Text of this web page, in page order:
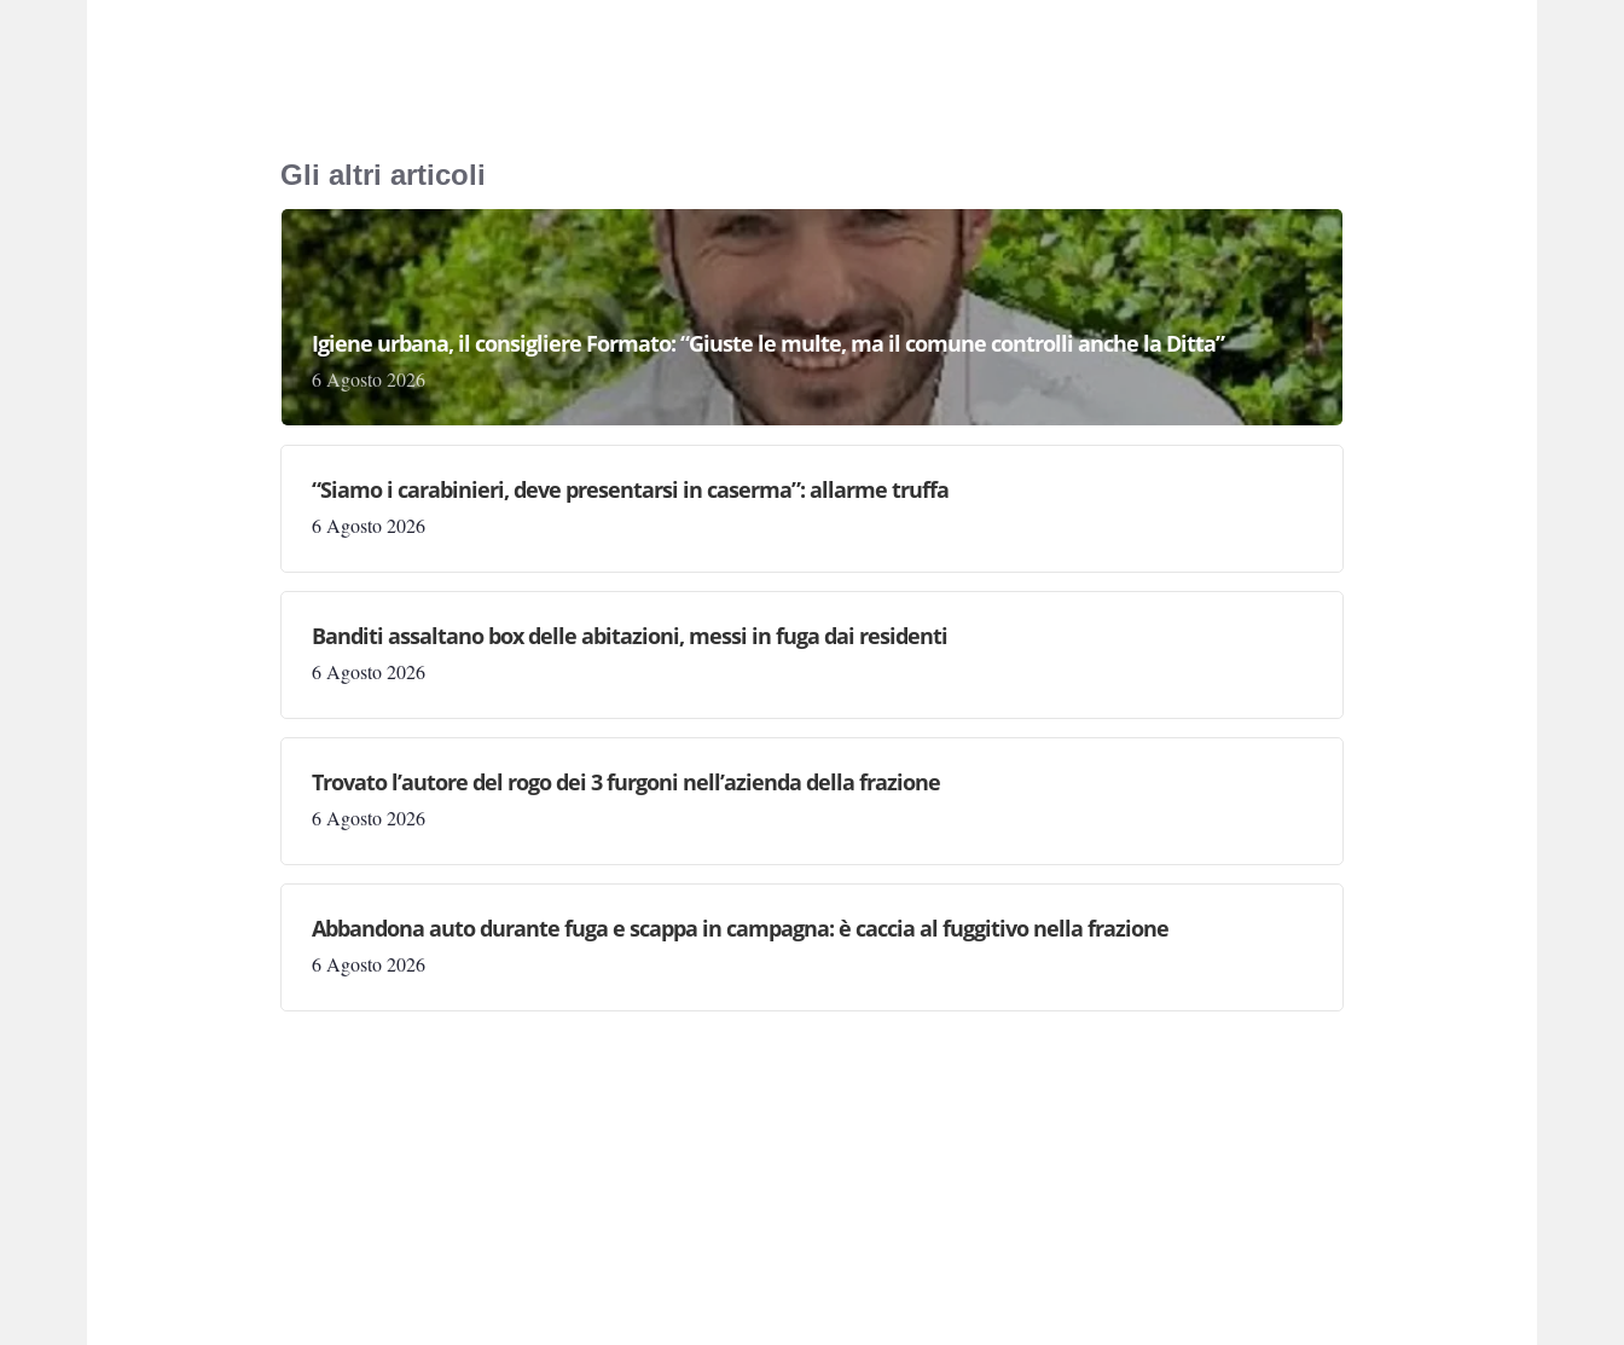
Gli altri articoli
Igiene urbana, il consigliere Formato: “Giuste le multe, ma il comune controlli anche la Ditta”
6 Agosto 2026
“Siamo i carabinieri, deve presentarsi in caserma”: allarme truffa
6 Agosto 2026
Banditi assaltano box delle abitazioni, messi in fuga dai residenti
6 Agosto 2026
Trovato l’autore del rogo dei 3 furgoni nell’azienda della frazione
6 Agosto 2026
Abbandona auto durante fuga e scappa in campagna: è caccia al fuggitivo nella frazione
6 Agosto 2026